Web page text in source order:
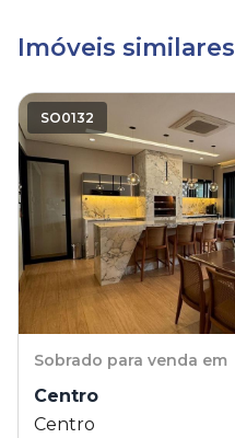
Imóveis similares
SO0132
Sobrado para venda em
Centro
Centro